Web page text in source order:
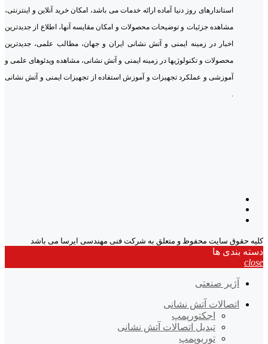
استاندارهای روز دنیا آماده ارائه خدمات می باشد، امکان خرید آنلاین و اینترنتی،
مشاهده جزئیات و توضیحات محصولات و امکان مقایسه آنها، اطلاع از جدیدترین
اخبار در زمینه ایمنی و آتش نشانی ایران و جهان، مطالب علمی، جدیدترین
محصولات و تکنولوژیها در زمینه ایمنی و آتش نشانی، مشاهده ویدئوهای علمی و
آموزشی و عملکرد تجهیزات و آموزش استفاده از تجهیزات ایمنی و آتش نشانی
.
کلیه حقوق سایت محفوظ و متعلق به شرکت فنی مهندسی ایرسا می باشد
دسته بندی ها
close
آژیر صنعتی
اتصالات آتش نشانی
اجکتورپمپ
تبدیل اتصالات آتش نشانی
توربوپمپ